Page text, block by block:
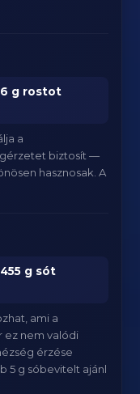
6 g rostot
a
biztosít —
hasznosak. A
455 g sót
ami a
ez nem valódi
érzése
5 g sóbevitelt ajánl